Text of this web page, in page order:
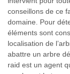
conseillons de ce
domaine. Pour
éléments sont
localisation de
abattre un arbre
raid est un agent